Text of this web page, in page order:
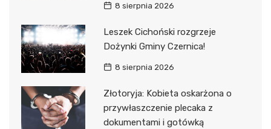
8 sierpnia 2026
Leszek Cichoński rozgrzeje
Dożynki Gminy Czernica!
8 sierpnia 2026
Złotoryja: Kobieta oskarżona o
przywłaszczenie plecaka z
dokumentami i gotówką